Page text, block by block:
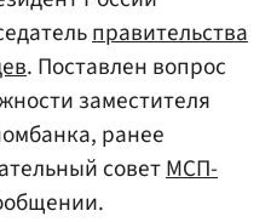
правительства
. Поставлен вопрос
заместителя
ранее
советМСП-